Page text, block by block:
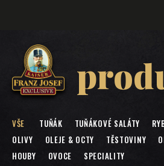
VŠE TUŇÁK TUŇÁKOVÉ SALÁTY
OLIVY
OLEJE & OCTY TĚSTOVINY
HOUBY
OVOCE SPECIALITY